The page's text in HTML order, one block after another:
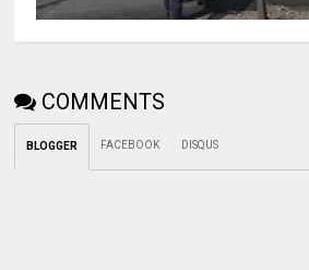
COMMENTS
BLOGGER FACEBOOK DISQUS